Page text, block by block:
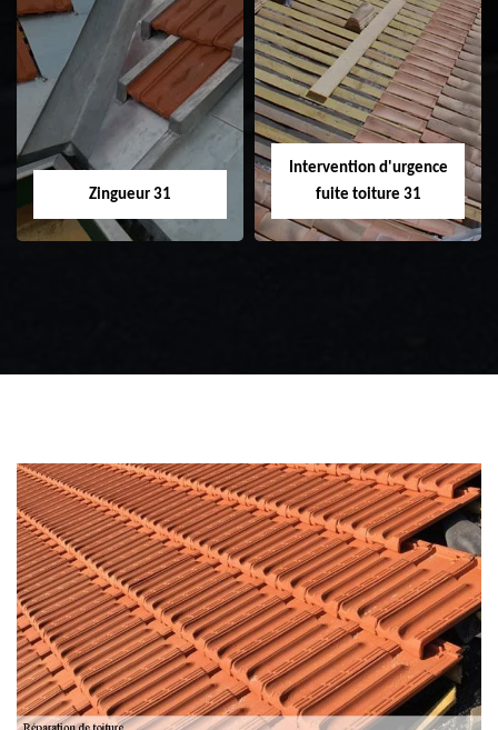
Etanchéité toiture
31
Réparation de
toiture 31
Zingueur 31
Intervention d'urgence
fuite toiture 31